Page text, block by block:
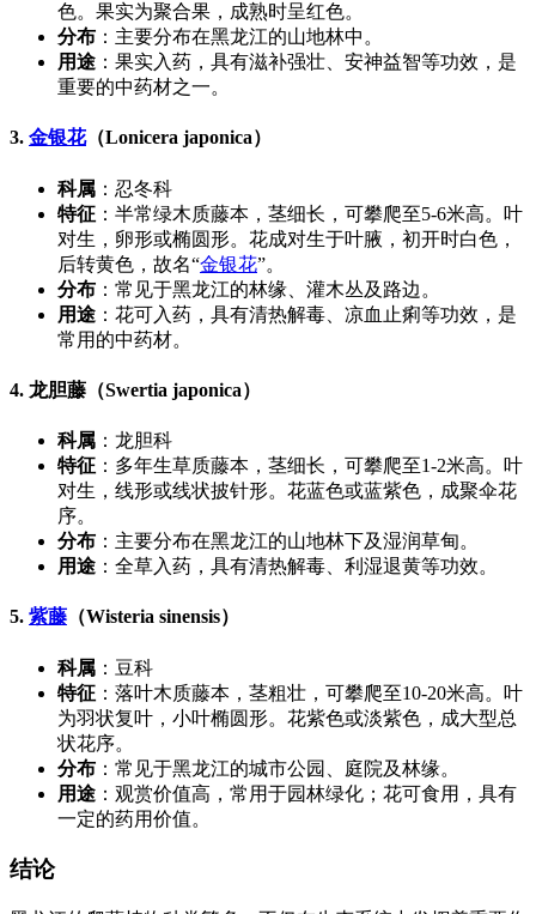
色。果实为聚合果，成熟时呈红色。
分布 ：主要分布在黑龙江的山地林中。
用途 ：果实入药，具有滋补强壮、安神益智等功效，是
重要的中药材之一。
3. 金银花（Lonicera japonica）
科属 ：忍冬科
特征 ：半常绿木质藤本，茎细长，可攀爬至5-6米高。叶
对生，卵形或椭圆形。花成对生于叶腋，初开时白色，
后转黄色，故名“金银花”。
分布 ：常见于黑龙江的林缘、灌木丛及路边。
用途 ：花可入药，具有清热解毒、凉血止痢等功效，是
常用的中药材。
4. 龙胆藤（Swertia japonica）
科属 ：龙胆科
特征 ：多年生草质藤本，茎细长，可攀爬至1-2米高。叶
对生，线形或线状披针形。花蓝色或蓝紫色，成聚伞花
序。
分布 ：主要分布在黑龙江的山地林下及湿润草甸。
用途 ：全草入药，具有清热解毒、利湿退黄等功效。
5. 紫藤 （Wisteria sinensis）
科属 ：豆科
特征 ：落叶木质藤本，茎粗壮，可攀爬至10-20米高。叶
为羽状复叶，小叶椭圆形。花紫色或淡紫色，成大型总
状花序。
分布 ：常见于黑龙江的城市公园、庭院及林缘。
用途 ：观赏价值高，常用于园林绿化；花可食用，具有
一定的药用价值。
结论